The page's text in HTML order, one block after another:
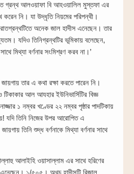
গ্রন্থ আলওয়াফা বি আহওয়ালিল মুস্তফা এর
করেন নি। যা উদ্ধৃতি নিয়মের পরিপন্থী।
অনেক জাল হাদীস এনেছেন। তার
যদিও তিনিগ্রন্থটির ভূমিকায় বলেছেন,
মিথ্যা বর্ণনার সংমিশ্রণ করব না।’
তার এ কথা রক্ষা করতে পারেন নি।
আল আযহার ইউনিভার্সিটির বিজ্ঞ
১ নম্বর খণ্ডের ২২ নম্বর পৃষ্ঠার পাদটিকায়
যদি তিনি নিজের উপর আরোপিত এ
তিনি শুদ্ধ বর্ণনাকে মিথ্যা বর্ণনার সাথে
আলাইহি ওয়াসাল্লাম এর সাথে হরিণের
১/৫০৫। অথচ হাদীসটি রিজাল